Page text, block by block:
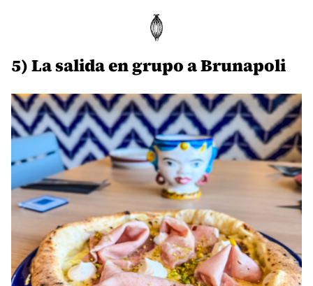
5) La salida en grupo a Brunapoli